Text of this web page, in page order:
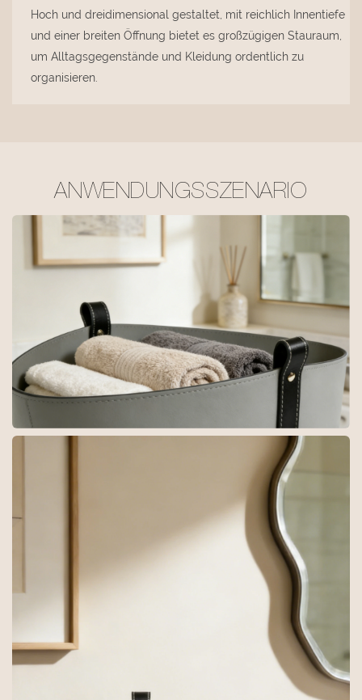
Hoch und dreidimensional gestaltet, mit reichlich Innentiefe
und einer breiten Öffnung bietet es großzügigen Stauraum,
um Alltagsgegenstände und Kleidung ordentlich zu
organisieren.
ANWENDUNGSSZENARIO